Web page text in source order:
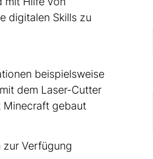
digitalen Skills zu
beispielsweise
dem Laser-Cutter
Minecraft gebaut
zur Verfügung